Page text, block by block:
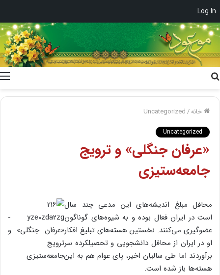
Log In
خانه/
Uncategorized
Uncategorized
«عرفان جنگلی» و ترویج
جامعه‌ستیزی
محافل مبلغ اندیشه‌های این مدعی چند سال
است در ایران فعال بوده و به شیوه‌های گوناگون
عضوگیری می‌کنند. ‌نخستین هسته‌های تبلیغ افکار
او در ایران از محافل دانشجویی و تحصیلکرده سر
برآوردند اما طی سالیان اخیر، ‌پای عوام هم به این
هسته‌ها باز شده است.